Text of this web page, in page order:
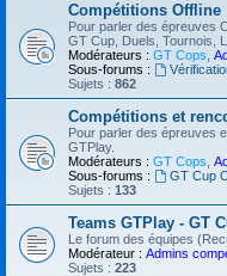
Compétitions Offline
Pour parler des épreuves
GT Cup, Duels, Tournois,
Modérateurs : GT Cops
Sous-forums :
Sujets : 862
Compétitions et
Pour parler des épreuves
GTPlay.
Modérateurs : GT Cops
Sous-forums :
GT Cup
Sujets : 133
Teams GTPlay - GT
Le forum des équipes
Modérateur : Admins
Sujets : 223